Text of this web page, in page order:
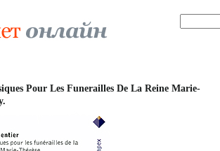
Pour Les Funerailles De La Reine Marie-